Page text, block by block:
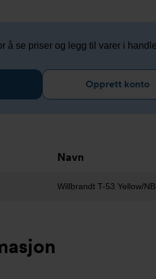
å se priser og legg til varer i
Opprett konto
Navn
Willbrandt T-53 Yellow/